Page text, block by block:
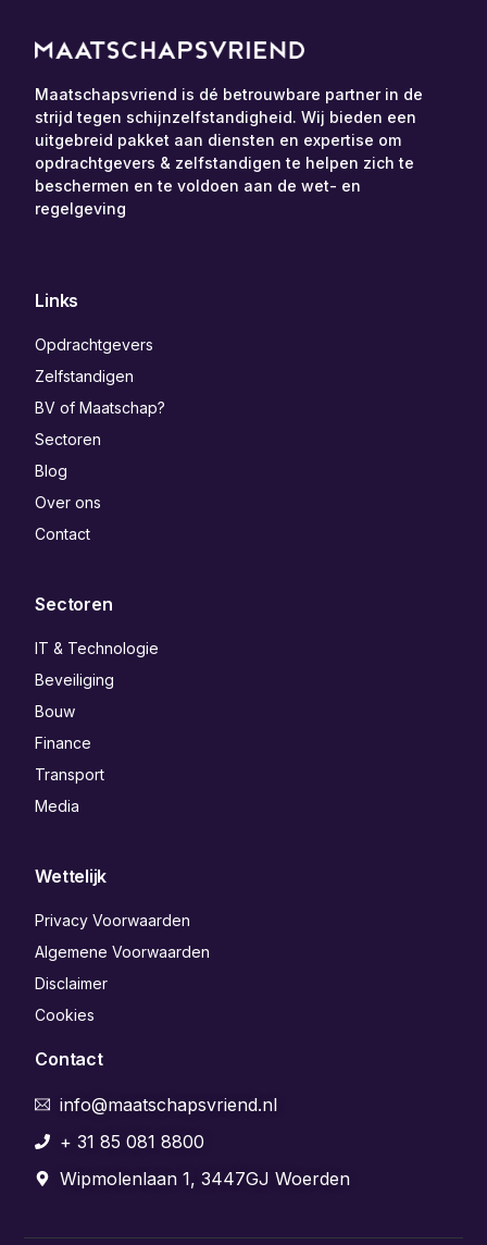
Maatschapsvriend is dé betrouwbare partner in de
strijd tegen schijnzelfstandigheid. Wij bieden een
uitgebreid pakket aan diensten en expertise om
opdrachtgevers & zelfstandigen te helpen zich te
beschermen en te voldoen aan de wet- en
regelgeving
Links
Opdrachtgevers
Zelfstandigen
BV of Maatschap?
Sectoren
Blog
Over ons
Contact
Sectoren
IT & Technologie
Beveiliging
Bouw
Finance
Transport
Media
Wettelijk
Privacy Voorwaarden
Algemene Voorwaarden
Disclaimer
Cookies
Contact
info@maatschapsvriend.nl
+ 31 85 081 8800
Wipmolenlaan 1, 3447GJ Woerden